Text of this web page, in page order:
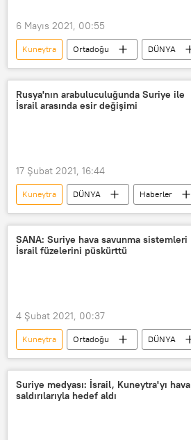
6 Mayıs 2021, 00:55
Kuneytra Ortadoğu
DÜNYA
Haberler
Suriye
İsrail
Helikopter
Saldırı
Rusya'nın arabuluculuğunda Suriye ile
İsrail arasında esir değişimi
17 Şubat 2021, 16:44
Kuneytra DÜNYA
Haberler
Ortadoğu
Rusya
Suriye
İsrail
Arabulucu
Arabuluculuk
Esir
SANA: Suriye hava savunma sistemleri
İsrail füzelerini püskürttü
4 Şubat 2021, 00:37
Kuneytra Ortadoğu
DÜNYA
Haberler
Suriye
İsrail
Saldırı
Hava savunma sistemi
Suriye Hava Savunma Sistemleri
Suriye medyası: İsrail, Kuneytra'yı hava
saldırılarıyla hedef aldı